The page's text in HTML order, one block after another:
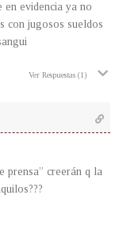
en evidencia ya no
con jugosos sueldos
Ver Respuestas (1)
prensa” creerán q la